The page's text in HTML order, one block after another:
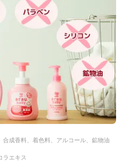
成香料、着色料、アルコール、鉱物油
ラエキス